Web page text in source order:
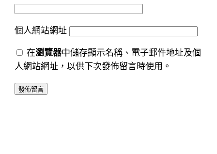
個人網站網址
在瀏覽器中儲存顯示名稱、電子郵件地址及個
人網站網址，以供下次發佈留言時使用。